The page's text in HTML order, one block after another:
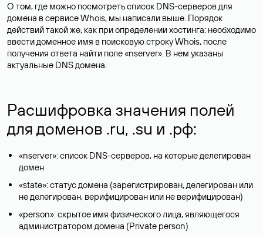
О том, где можно посмотреть список DNS-серверов для
домена в сервисе Whois, мы написали выше. Порядок
действий такой же, как при определении хостинга: необходимо
ввести доменное имя в поисковую строку Whois, после
получения ответа найти поле «nserver». В нем указаны
актуальные DNS домена.
Расшифровка значения полей
для доменов .ru, .su и .рф:
«nserver»: список DNS-серверов, на которые делегирован
домен
«state»: статус домена (зарегистрирован, делегирован или
не делегирован, верифицирован или не верифицирован)
«person»: скрытое имя физического лица, являющегося
администратором домена (Privatе person)